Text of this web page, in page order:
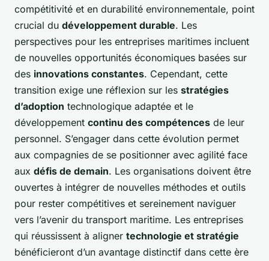
compétitivité et en durabilité environnementale, point
crucial du développement durable. Les
perspectives pour les entreprises maritimes incluent
de nouvelles opportunités économiques basées sur
des innovations constantes. Cependant, cette
transition exige une réflexion sur les stratégies
d’adoption technologique adaptée et le
développement continu des compétences de leur
personnel. S’engager dans cette évolution permet
aux compagnies de se positionner avec agilité face
aux défis de demain. Les organisations doivent être
ouvertes à intégrer de nouvelles méthodes et outils
pour rester compétitives et sereinement naviguer
vers l’avenir du transport maritime. Les entreprises
qui réussissent à aligner technologie et stratégie
bénéficieront d’un avantage distinctif dans cette ère